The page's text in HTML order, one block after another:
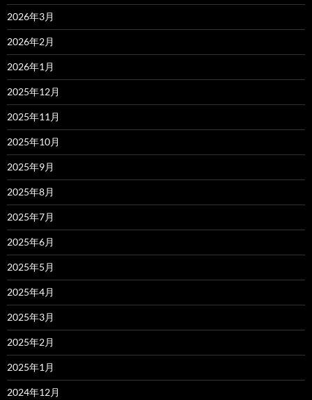
2026年3月
2026年2月
2026年1月
2025年12月
2025年11月
2025年10月
2025年9月
2025年8月
2025年7月
2025年6月
2025年5月
2025年4月
2025年3月
2025年2月
2025年1月
2024年12月